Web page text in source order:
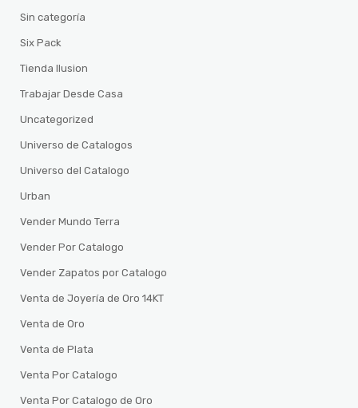
Sin categoría
Six Pack
Tienda Ilusion
Trabajar Desde Casa
Uncategorized
Universo de Catalogos
Universo del Catalogo
Urban
Vender Mundo Terra
Vender Por Catalogo
Vender Zapatos por Catalogo
Venta de Joyería de Oro 14KT
Venta de Oro
Venta de Plata
Venta Por Catalogo
Venta Por Catalogo de Oro